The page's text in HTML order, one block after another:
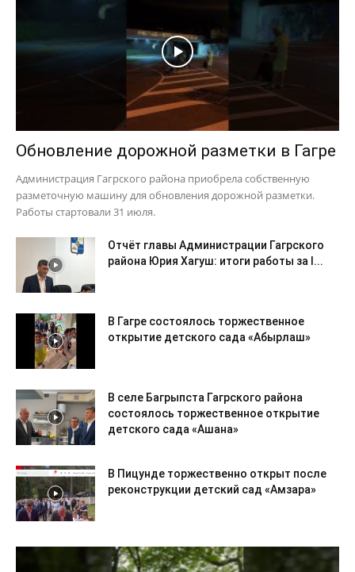
Обновление дорожной разметки в Гагре
Администрация Гагрского района приобрела собственную
разметочную машину для обновления дорожной разметки.
Работы стартовали 31 июля.
Отчёт главы Администрации Гагрского
района Юрия Хагуш: итоги работы за I...
В Гагре состоялось торжественное
открытие детского сада «Абырлаш»
В селе Багрыпста Гагрского района
состоялось торжественное открытие
детского сада «Ашана»
В Пицунде торжественно открыт после
реконструкции детский сад «Амзара»